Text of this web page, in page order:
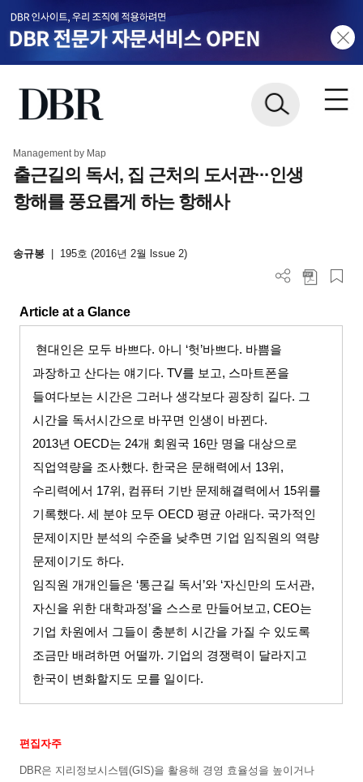
Management by Map
출근길의 독서, 집 근처의 도서관···인생
항해를 풍요롭게 하는 항해사
송규봉 195호 (2016년 2월 lssue 2)
Article at a Glance
현대인은 모두 바쁘다. 아니 ‘헛’바쁘다. 바쁨을
과장하고 산다는 얘기다. TV를 보고, 스마트폰을
들여다보는 시간은 그러나 생각보다 굉장히 길다. 그
시간을 독서시간으로 바꾸면 인생이 바뀐다.
2013년 OECD는 24개 회원국 16만 명을 대상으로
직업역량을 조사했다. 한국은 문해력에서 13위 ,
수리력에서 17위 , 컴퓨터 기반 문제해결력에서 15위를
기록했다.세 분야 모두 OECD 평균 아래다. 국가적인
문제이지만 분석의 수준을 낮추면 기업 임직원의 역량
문제이기도 하다.
임직원 개개인들은 ‘통근길 독서 ’와 ‘자신만의 도서관,
자신을 위한 대학과정’을 스스로 만들어보고, CEO는
기업 차원에서 그들이 충분히 시간을 가질 수 있도록
조금만 배려하면 어떨까. 기업의 경쟁력이 달라지고
한국이 변화할지도 모를 일이다.
편집자주
DBR은 지리정보시스템(GIS)을 활용해 경영 효율성을 높이거나